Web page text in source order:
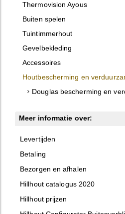
Thermovision Ayous
Buiten spelen
Tuintimmerhout
Gevelbekleding
Accessoires
Houtbescherming en
Douglas bescherming en
Meer informatie over:
Levertijden
Betaling
Bezorgen en afhalen
Hillhout catalogus 2020
Hillhout prijzen